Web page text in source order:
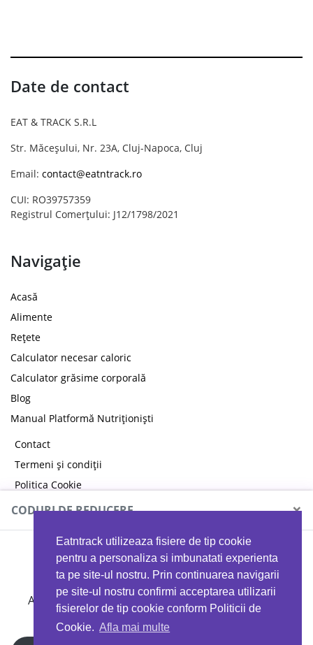
Eatntrack utilizeaza fisiere de tip cookie
pentru a personaliza si imbunatati experienta
ta pe site-ul nostru. Prin continuarea navigarii
pe site-ul nostru confirmi acceptarea utilizarii
fisierelor de tip cookie conform Politicii de
Cookie. Afla mai multe
Date de contact
EAT & TRACK S.R.L
Str. Măceșului, Nr. 23A, Cluj-Napoca, Cluj
Email: contact@eatntrack.ro
CUI: RO39757359
Registrul Comerțului: J12/1798/2021
Navigație
Acasă
Alimente
Rețete
Calculator necesar caloric
Calculator grăsime corporală
Blog
Manual Platformă Nutriționiști
Contact
Termeni și condiții
Politica Cookie
Politica de confidențialitate
CODURI DE REDUCERE ×
MYPROTEIN
Ai 40%reducere la orice comandă folosind codul
EATTRACK